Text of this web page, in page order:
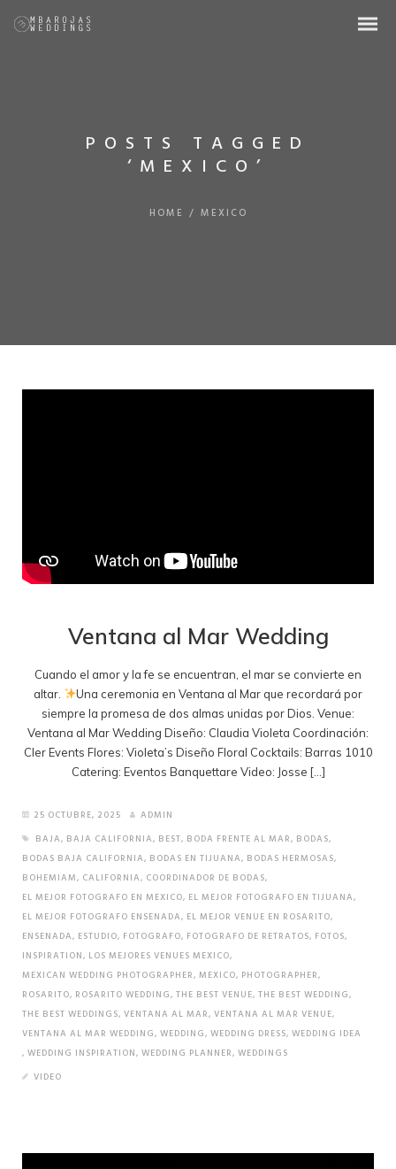
POSTS TAGGED
‘MEXICO’
HOME / MEXICO
Ventana al Mar Wedding
Cuando el amor y la fe se encuentran, el mar se convierte en
altar.
Una ceremonia en Ventana al Mar que recordará por
siempre la promesa de dos almas unidas por Dios. Venue:
Ventana al Mar Wedding Diseño: Claudia Violeta Coordinación:
Cler Events Flores: Violeta’s Diseño Floral Cocktails: Barras 1010
Catering: Eventos Banquettare Video: Josse […]
25 OCTUBRE, 2025
ADMIN
BAJA, BAJA CALIFORNIA, BEST, BODA FRENTE AL MAR, BODAS,
BODAS BAJA CALIFORNIA, BODAS EN TIJUANA, BODAS HERMOSAS,
BOHEMIAM, CALIFORNIA, COORDINADOR DE BODAS,
EL MEJOR FOTOGRAFO EN MEXICO, EL MEJOR FOTOGRAFO EN TIJUANA,
EL MEJOR FOTOGRAFO ENSENADA, EL MEJOR VENUE EN ROSARITO,
ENSENADA, ESTUDIO, FOTOGRAFO, FOTOGRAFO DE RETRATOS, FOTOS,
INSPIRATION, LOS MEJORES VENUES MEXICO,
MEXICAN WEDDING PHOTOGRAPHER, MEXICO, PHOTOGRAPHER,
ROSARITO, ROSARITO WEDDING, THE BEST VENUE, THE BEST WEDDING,
THE BEST WEDDINGS, VENTANA AL MAR, VENTANA AL MAR VENUE,
VENTANA AL MAR WEDDING, WEDDING, WEDDING DRESS, WEDDING IDEA
, WEDDING INSPIRATION, WEDDING PLANNER, WEDDINGS
VIDEO